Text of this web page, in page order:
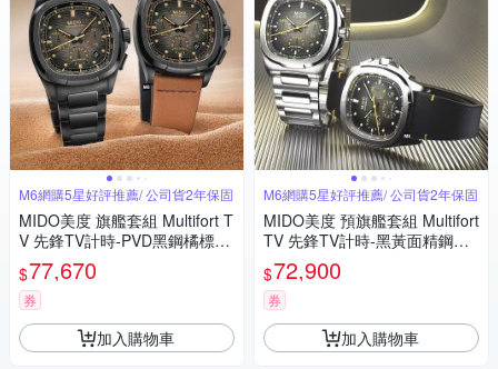
M6網購5星好評推薦/ 公司貨2年保固
MIDO美度 旗艦套組 Multifort T
V 先鋒TV計時-PVD黑鋼橘標款
M6 (M0495273308100)
$77,670
券
加入購物車
M6網購5星好評推薦/ 公司貨2年保固
MIDO美度 預旗艦套組 Multifort
TV 先鋒TV計時-黑黃面精鋼款
M6 (M0495271108100)
$72,900
券
加入購物車